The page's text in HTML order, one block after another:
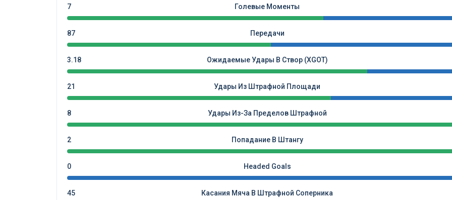
7 Голевые Моменты
87 Передачи
3.18 Ожидаемые Удары В Створ (xGOT)
21 Удары Из Штрафной Площади
8 Удары Из-За Пределов Штрафной
2 Попадание В Штангу
0 Headed Goals
45 Касания Мяча В Штрафной Соперника